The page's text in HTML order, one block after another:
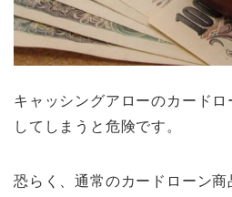
キャッシングアローのカード
してしまうと危険です。
恐らく、通常のカードローン